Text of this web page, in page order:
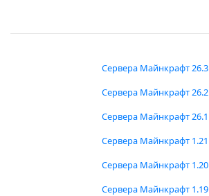
Сервера Майнкрафт 26.3
Сервера Майнкрафт 26.2
Сервера Майнкрафт 26.1
Сервера Майнкрафт 1.21
Сервера Майнкрафт 1.20
Сервера Майнкрафт 1.19